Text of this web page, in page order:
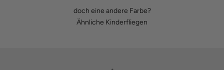
doch eine andere Farbe?
Ähnliche Kinderfliegen